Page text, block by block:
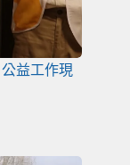
益工作現